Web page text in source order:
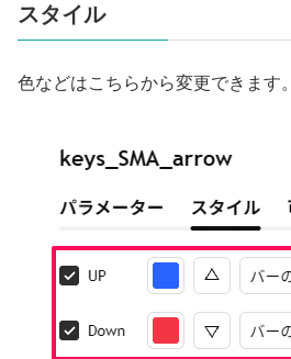
スタイル
色などはこちらから変更できます。